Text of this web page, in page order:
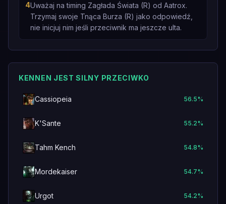
4Uważaj na timing Zagłada Świata (R) od Aatrox.
Trzymaj swoje Tnąca Burza (R) jako odpowiedź,
nie inicjuj nim jeśli przeciwnik ma jeszcze ulta.
KENNEN JEST SILNY PRZECIWKO
Cassiopeia 56.5%
K'Sante 55.2%
Tahm Kench 54.8%
Mordekaiser 54.7%
Urgot 54.2%